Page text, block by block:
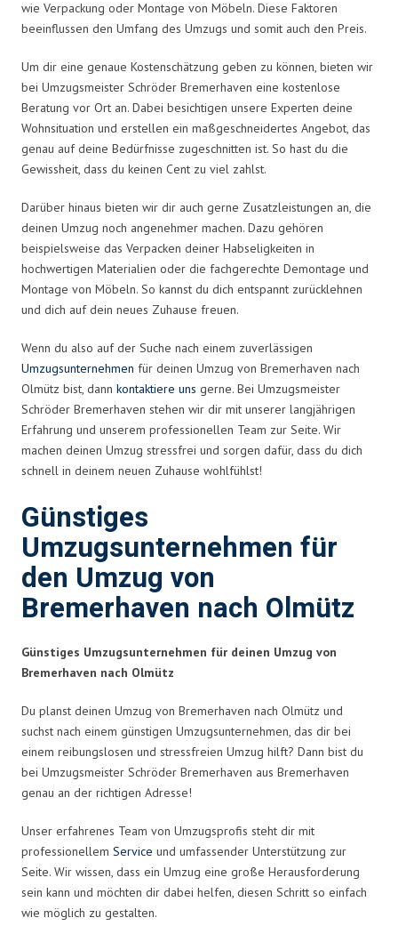
wie Verpackung oder Montage von Möbeln. Diese Faktoren
beeinflussen den Umfang des Umzugs und somit auch den Preis.
Um dir eine genaue Kostenschätzung geben zu können, bieten wir
bei Umzugsmeister Schröder Bremerhaven eine kostenlose
Beratung vor Ort an. Dabei besichtigen unsere Experten deine
Wohnsituation und erstellen ein maßgeschneidertes Angebot, das
genau auf deine Bedürfnisse zugeschnitten ist. So hast du die
Gewissheit, dass du keinen Cent zu viel zahlst.
Darüber hinaus bieten wir dir auch gerne Zusatzleistungen an, die
deinen Umzug noch angenehmer machen. Dazu gehören
beispielsweise das Verpacken deiner Habseligkeiten in
hochwertigen Materialien oder die fachgerechte Demontage und
Montage von Möbeln. So kannst du dich entspannt zurücklehnen
und dich auf dein neues Zuhause freuen.
Wenn du also auf der Suche nach einem zuverlässigen
Umzugsunternehmen für deinen Umzug von Bremerhaven nach
Olmütz bist, dann kontaktiere uns gerne. Bei Umzugsmeister
Schröder Bremerhaven stehen wir dir mit unserer langjährigen
Erfahrung und unserem professionellen Team zur Seite. Wir
machen deinen Umzug stressfrei und sorgen dafür, dass du dich
schnell in deinem neuen Zuhause wohlfühlst!
Günstiges
Umzugsunternehmen für
den Umzug von
Bremerhaven nach Olmütz
Günstiges Umzugsunternehmen für deinen Umzug von
Bremerhaven nach Olmütz
Du planst deinen Umzug von Bremerhaven nach Olmütz und
suchst nach einem günstigen Umzugsunternehmen, das dir bei
einem reibungslosen und stressfreien Umzug hilft? Dann bist du
bei Umzugsmeister Schröder Bremerhaven aus Bremerhaven
genau an der richtigen Adresse!
Unser erfahrenes Team von Umzugsprofis steht dir mit
professionellem Service und umfassender Unterstützung zur
Seite. Wir wissen, dass ein Umzug eine große Herausforderung
sein kann und möchten dir dabei helfen, diesen Schritt so einfach
wie möglich zu gestalten.